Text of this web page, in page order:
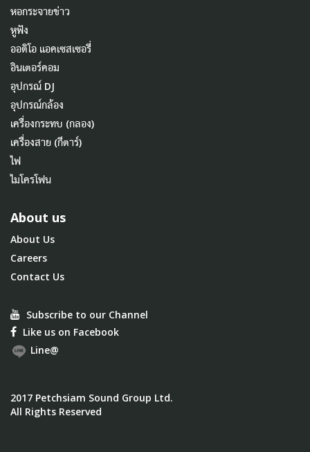
หอกระจายข่าว
หูฟัง
ออดิโอ แอคเซสเซอรี่
อินเตอร์คอม
อุปกรณ์ DJ
อุปกรณ์กล้อง
เครื่องกระทบ (กลอง)
เครื่องสาย (กีตาร์)
ไฟ
ไมโครโฟน
About us
About Us
Careers
Contact Us
Subscribe to our Channel
Like us on Facebook
Line@
2017 Petchsiam Sound Group Ltd.
All Rights Reserved